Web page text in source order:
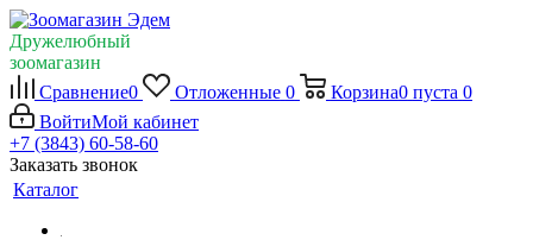
Дружелюбный
зоомагазин
Сравнение0 Отложенные 0 Корзина0 пуста 0
ВойтиМой кабинет
+7 (3843) 60-58-60
Заказать звонок
Каталог